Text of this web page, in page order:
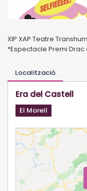
XIP XAP Teatre
*Espectacle Premi
Localització
Era del Castell
El Morell